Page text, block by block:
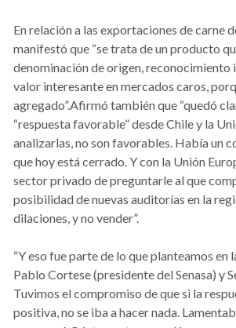
En relación a las exportaciones de carne
manifestó que “se trata de un producto
denominación de origen, reconocimiento
valor interesante en mercados caros,
agregado”.Afirmó también que “quedó
“respuesta favorable” desde Chile y la
analizarlas, no son favorables. Había un
que hoy está cerrado. Y con la Unión
sector privado de preguntarle al que
posibilidad de nuevas auditorías en la
dilaciones, y no vender”.
“Y eso fue parte de lo que planteamos en
Pablo Cortese (presidente del Senasa) y
Tuvimos el compromiso de que si la
positiva, no se iba a hacer nada.